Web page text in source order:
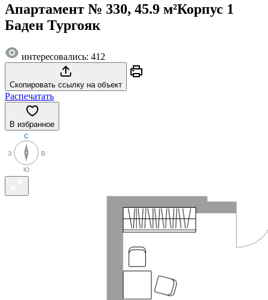
Апартамент № 330, 45.9 м²Корпус 1
Баден Тургояк
интересовались: 412
Скопировать ссылку на объект
Распечатать
В избранное